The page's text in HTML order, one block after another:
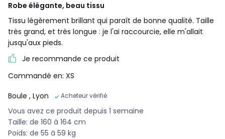
Robe élégante, beau tissu
Tissu légèrement brillant qui paraît de bonne qualité. Taille
très grand, et très longue : je l'ai raccourcie, elle m'allait
jusqu'aux pieds.
Je recommande ce produit
Commandé en: XS
Boule , Lyon Acheteur vérifié
Vous avez ce produit depuis 1 semaine
Taille: de 160 à 164 cm
Poids: de 55 à 59 kg